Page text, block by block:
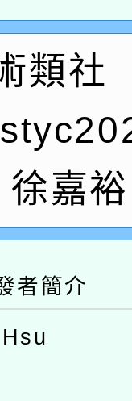
歲時祭
罪預防
70歲以
同仁踴
第2次
(無人
動站研
度閱讀
研習
第1次
結果公
第2次
公告(
員會
類社
徐嘉
者簡介